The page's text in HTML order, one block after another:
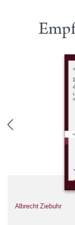
Albrecht Ziebuhr